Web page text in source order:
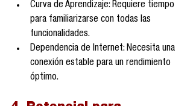
Curva de Aprendizaje: Requiere tiempo
para familiarizarse con todas las
funcionalidades.
Dependencia de Internet: Necesita una
conexión estable para un rendimiento
óptimo.